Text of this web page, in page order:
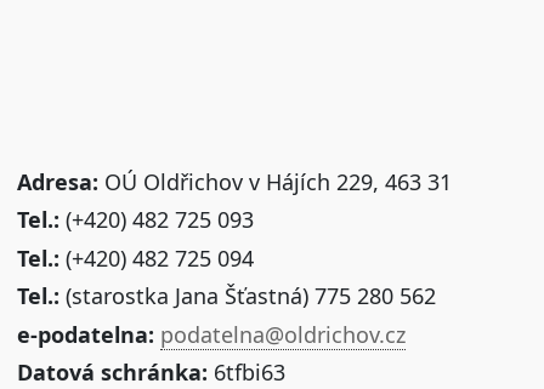
Adresa: OÚ Oldřichov v Hájích 229, 463 31
Tel.: (+420) 482 725 093
Tel.: (+420) 482 725 094
Tel.: (starostka Jana Šťastná) 775 280 562
e-podatelna: podatelna@oldrichov.cz
Datová schránka: 6tfbi63